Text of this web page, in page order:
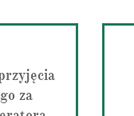
za